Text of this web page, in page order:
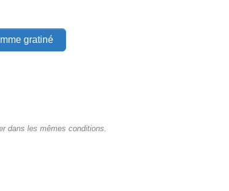
gratiné
dans les mêmes conditions.